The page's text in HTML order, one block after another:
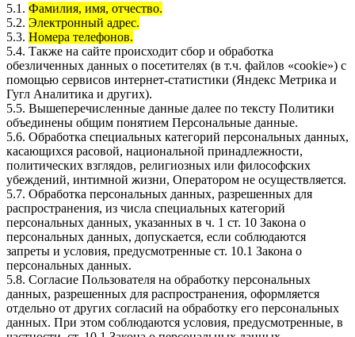
5.1. Фамилия, имя, отчество.
5.2. Электронный адрес.
5.3. Номера телефонов.
5.4. Также на сайте происходит сбор и обработка
обезличенных данных о посетителях (в т.ч. файлов «cookie») с
помощью сервисов интернет-статистики (Яндекс Метрика и
Гугл Аналитика и других).
5.5. Вышеперечисленные данные далее по тексту Политики
объединены общим понятием Персональные данные.
5.6. Обработка специальных категорий персональных данных,
касающихся расовой, национальной принадлежности,
политических взглядов, религиозных или философских
убеждений, интимной жизни, Оператором не осуществляется.
5.7. Обработка персональных данных, разрешенных для
распространения, из числа специальных категорий
персональных данных, указанных в ч. 1 ст. 10 Закона о
персональных данных, допускается, если соблюдаются
запреты и условия, предусмотренные ст. 10.1 Закона о
персональных данных.
5.8. Согласие Пользователя на обработку персональных
данных, разрешенных для распространения, оформляется
отдельно от других согласий на обработку его персональных
данных. При этом соблюдаются условия, предусмотренные, в